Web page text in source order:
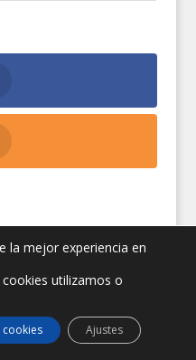
y Peregrinaciones
Jaén
la mejor experiencia en
utilizamos o
cookies Ajustes